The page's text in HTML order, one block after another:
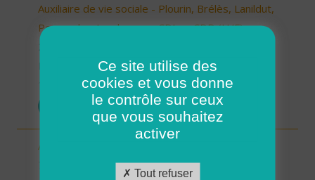
Auxiliaire de vie sociale - Plourin, Brélès, Lanildut,
Porspoder, Landunvez - CDI ou CDD (H/F)
Possibilité de CDI ou CDD
10/10/2025
POSTULER
Auxiliaire de vie sociale - Randens (73220) (H/F)
Ce site utilise des
cookies et vous donne
le contrôle sur ceux
que vous souhaitez
activer
Tout refuser